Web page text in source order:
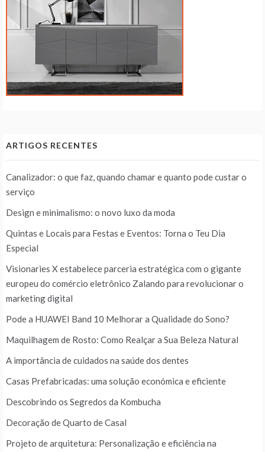
ARTIGOS RECENTES
Canalizador: o que faz, quando chamar e quanto pode custar o
serviço
Design e minimalismo: o novo luxo da moda
Quintas e Locais para Festas e Eventos: Torna o Teu Dia
Especial
Visionaries X estabelece parceria estratégica com o gigante
europeu do comércio eletrônico Zalando para revolucionar o
marketing digital
Pode a HUAWEI Band 10 Melhorar a Qualidade do Sono?
Maquilhagem de Rosto: Como Realçar a Sua Beleza Natural
A importância de cuidados na saúde dos dentes
Casas Prefabricadas: uma solução económica e eficiente
Descobrindo os Segredos da Kombucha
Decoração de Quarto de Casal
Projeto de arquitetura: Personalização e eficiência na